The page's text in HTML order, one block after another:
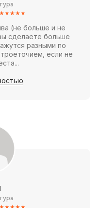
★★★★★
(не больше и не
сделаете больше
разными по
если не